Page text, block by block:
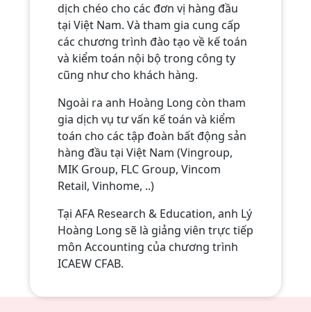
dịch chéo cho các đơn vị hàng đầu
tại Việt Nam. Và tham gia cung cấp
các chương trình đào tạo về kế toán
và kiểm toán nội bộ trong công ty
cũng như cho khách hàng.
Ngoài ra anh Hoàng Long còn tham
gia dịch vụ tư vấn kế toán và kiểm
toán cho các tập đoàn bất động sản
hàng đầu tại Việt Nam (Vingroup,
MIK Group, FLC Group, Vincom
Retail, Vinhome, ..)
Tại AFA Research & Education, anh Lý
Hoàng Long sẽ là giảng viên trực tiếp
môn Accounting của chương trình
ICAEW CFAB.